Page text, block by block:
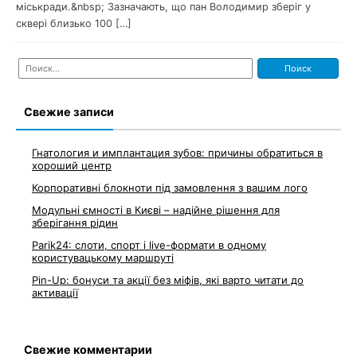
міськради.&nbsp; Зазначають, що пан Володимир зберіг у
сквері близько 100 […]
Найти:
Свежие записи
Гнатология и имплантация зубов: причины обратиться в
хороший центр
Корпоративні блокноти під замовлення з вашим лого
Модульні ємності в Києві – надійне рішення для
зберігання рідин
Parik24: слоти, спорт і live-формати в одному
користувацькому маршруті
Pin-Up: бонуси та акції без міфів, які варто читати до
активації
Свежие комментарии